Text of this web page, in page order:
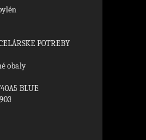
POTREBY
obaly
BLUE